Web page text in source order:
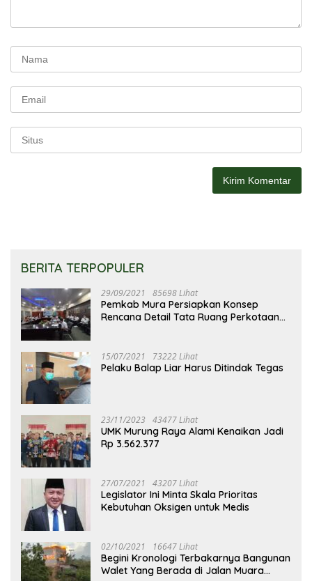
BERITA TERPOPULER
29/09/2021 85698 Lihat
Pemkab Mura Persiapkan Konsep
Rencana Detail Tata Ruang Perkotaan
15/07/2021 73222 Lihat
Pelaku Balap Liar Harus Ditindak Tegas
23/11/2023 43477 Lihat
UMK Murung Raya Alami Kenaikan Jadi
Rp 3.562.377
27/07/2021 43207 Lihat
Legislator Ini Minta Skala Prioritas
Kebutuhan Oksigen untuk Medis
02/10/2021 16647 Lihat
Begini Kronologi Terbakarnya Bangunan
Walet Yang Berada di Jalan Muara